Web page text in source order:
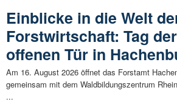
Einblicke in die Welt
Forstwirtschaft: Tag der
offenen Tür in
Am 16. August 2026 öffnet das Forstamt
gemeinsam mit dem Waldbildungszentrum
...